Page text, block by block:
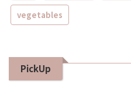
vegetables
PickUp